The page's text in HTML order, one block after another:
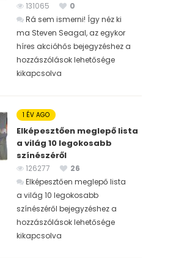
131065
0
Rá sem ismerni! Így néz ki
ma Steven Seagal, az egykor
híres akcióhős bejegyzéshez a
hozzászólások lehetősége
kikapcsolva
1 ÉV AGO
Elképesztően meglepő lista
a világ 10 legokosabb
színészéről
126277
26
Elképesztően meglepő lista
a világ 10 legokosabb
színészéről bejegyzéshez a
hozzászólások lehetősége
kikapcsolva